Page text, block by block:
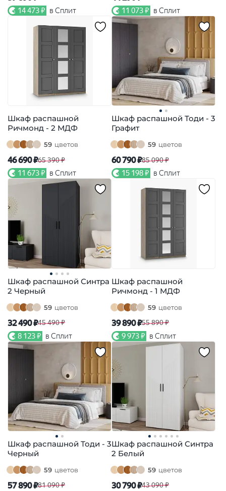
14 473 ₽ в Сплит 11 073 ₽ в Сплит
Шкаф распашной
Ричмонд - 2 МДФ
59 цветов
46 690 ₽65 390 ₽
11 673 ₽ в Сплит
Шкаф распашной Тоди - 3
Графит
59 цветов
60 790 ₽85 090 ₽
15 198 ₽ в Сплит
Шкаф распашной Синтра
2 Черный
59 цветов
32 490 ₽45 490 ₽
8 123 ₽ в Сплит
Шкаф распашной
Ричмонд - 1 МДФ
59 цветов
39 890 ₽55 890 ₽
9 973 ₽ в Сплит
Шкаф распашной Тоди - 3
Черный
59 цветов
57 890 ₽81 090 ₽
Шкаф распашной Синтра
2 Белый
59 цветов
30 790 ₽43 090 ₽